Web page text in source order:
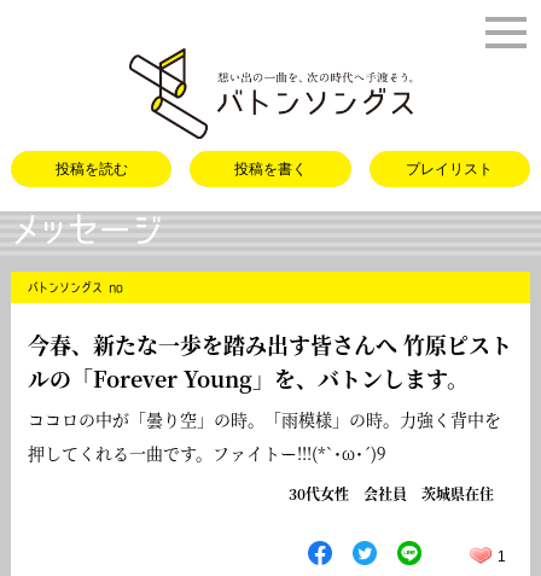
投稿を読む 投稿を書く プレイリスト
メッセージ
バトンソングス no
今春、新たな一歩を踏み出す皆さんへ 竹原ピスト
ルの「Forever Young」を、バトンします。
ココロの中が「曇り空」の時。「雨模様」の時。力強く背中を
押してくれる一曲です。ファイトー!!!(*`･ω･´)9
30代女性 会社員 茨城県在住
1